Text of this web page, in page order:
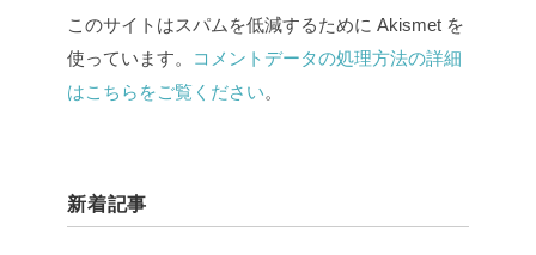
このサイトはスパムを低減するために Akismet を
使っています。
コメントデータの処理方法の詳細
はこちらをご覧ください。
新着記事